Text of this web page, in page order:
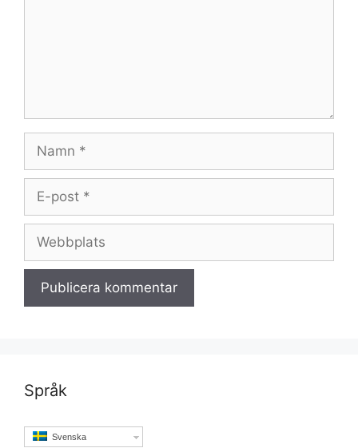
post
Språk
Svenska